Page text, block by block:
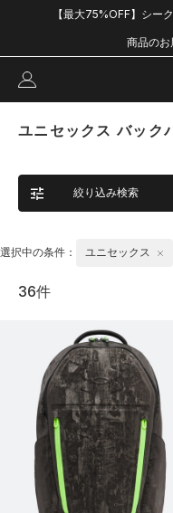
【最大75%OFF】シー
商品の
ユニセックス バック
絞り込み検索
選択中の条件： ユニセックス
36件